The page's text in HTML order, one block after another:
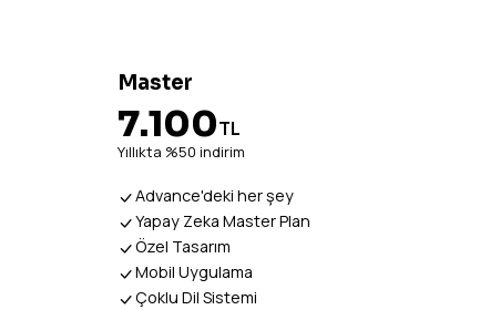
Master
7.100TL
Yıllıkta %50 indirim
Advance'deki her şey
Yapay Zeka Master Plan
Özel Tasarım
Mobil Uygulama
Çoklu Dil Sistemi